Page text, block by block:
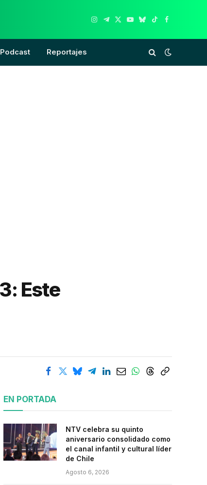
Instagram
Telegram
X
YouTube
Bluesky
TikTokFacebook
Reportajes
Este
EN PORTADA
NTV celebra su quinto
aniversario consolidado como
el canal infantil y cultural líder
de Chile
Agosto 6, 2026